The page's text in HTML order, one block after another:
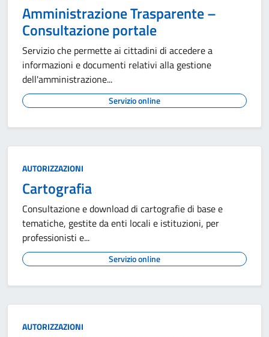
Amministrazione Trasparente –
Consultazione portale
Servizio che permette ai cittadini di accedere a
informazioni e documenti relativi alla gestione
dell'amministrazione...
Servizio online
AUTORIZZAZIONI
Cartografia
Consultazione e download di cartografie di base e
tematiche, gestite da enti locali e istituzioni, per
professionisti e...
Servizio online
AUTORIZZAZIONI